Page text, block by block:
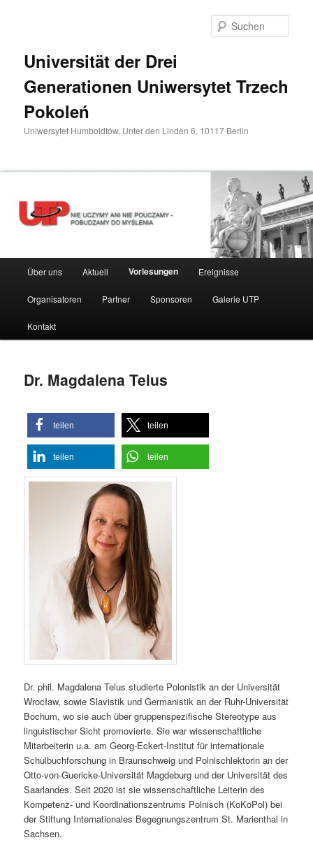
Universität der Drei
Generationen Uniwersytet Trzech
Pokoleń
Uniwersytet Humboldtów, Unter den Linden 6, 10117 Berlin
HauptmenüÜber uns Aktuell Vorlesungen Ereignisse
Organisatoren Partner Sponsoren Galerie UTP
Kontakt
Dr. Magdalena Telus
teilen teilen
teilen teilen
Dr. phil. Magdalena Telus studierte Polonistik an der Universität
Wrocław, sowie Slavistik und Germanistik an der Ruhr-Universität
Bochum, wo sie auch über gruppenspezifische Stereotype aus
linguistischer Sicht promovierte. Sie war wissenschaftliche
Mitarbeiterin u.a. am Georg-Eckert-Institut für internationale
Schulbuchforschung in Braunschweig und Polnischlektorin an der
Otto-von-Guericke-Universität Magdeburg und der Universität des
Saarlandes. Seit 2020 ist sie wissenschaftliche Leiterin des
Kompetenz- und Koordinationszentrums Polnisch (KoKoPol) bei
der Stiftung Internationales Begegnungszentrum St. Marienthal in
Sachsen.